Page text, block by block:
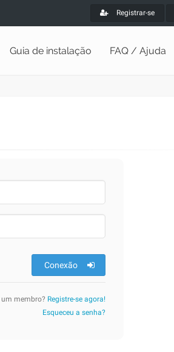
Registrar-se
Guia de instalação FAQ / Ajuda
Conexão
membro? Registre-se agora!
Esqueceu a senha?